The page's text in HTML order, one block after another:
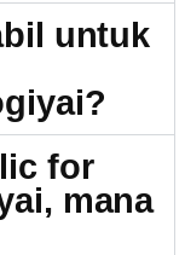
untuk
for
mana